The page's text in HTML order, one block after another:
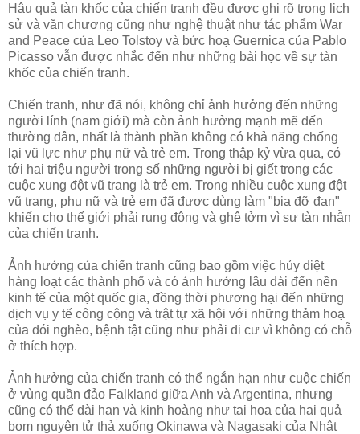
Hậu quả tàn khốc của chiến tranh đều được ghi rõ trong lịch
sử và văn chương cũng như nghệ thuật như tác phẩm War
and Peace của Leo Tolstoy và bức hoạ Guernica của Pablo
Picasso vẫn được nhắc đến như những bài học về sự tàn
khốc của chiến tranh.
Chiến tranh, như đã nói, không chỉ ảnh hưởng đến những
người lính (nam giới) mà còn ảnh hưởng mạnh mẽ đến
thường dân, nhất là thành phần không có khả năng chống
lại vũ lực như phụ nữ và trẻ em. Trong thập kỷ vừa qua, có
tới hai triệu người trong số những người bị giết trong các
cuộc xung đột vũ trang là trẻ em. Trong nhiều cuộc xung đột
vũ trang, phụ nữ và trẻ em đã được dùng làm "bia đỡ đạn"
khiến cho thế giới phải rung động và ghê tởm vì sự tàn nhẫn
của chiến tranh.
Ảnh hưởng của chiến tranh cũng bao gồm việc hủy diệt
hàng loạt các thành phố và có ảnh hưởng lâu dài đến nền
kinh tế của một quốc gia, đồng thời phương hại đến những
dịch vụ y tế công cộng và trật tự xã hội với những thảm hoạ
của đói nghèo, bệnh tật cũng như phải di cư vì không có chỗ
ở thích hợp.
Ảnh hưởng của chiến tranh có thể ngắn hạn như cuộc chiến
ở vùng quần đảo Falkland giữa Anh và Argentina, nhưng
cũng có thể dài hạn và kinh hoàng như tai hoạ của hai quả
bom nguyên tử thả xuống Okinawa và Nagasaki của Nhật